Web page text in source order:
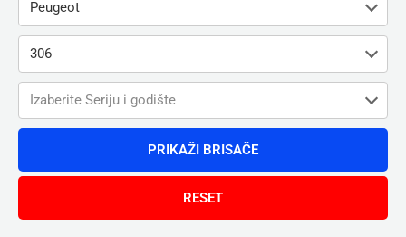
Peugeot
306
Izaberite Seriju i godište